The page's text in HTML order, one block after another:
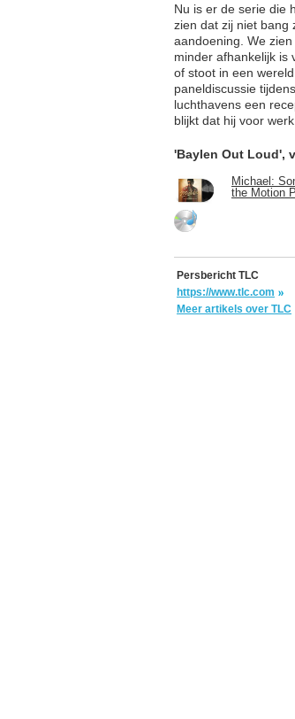
Nu is er de serie die
zien dat zij niet bang
aandoening. We
minder afhankelijk is
of stoot in een
paneldiscussie
luchthavens een
blijkt dat hij voor
'Baylen Out Loud',
Michael:
the Motion
Persbericht TLC
https://www.tlc.com
Meer artikels over TLC